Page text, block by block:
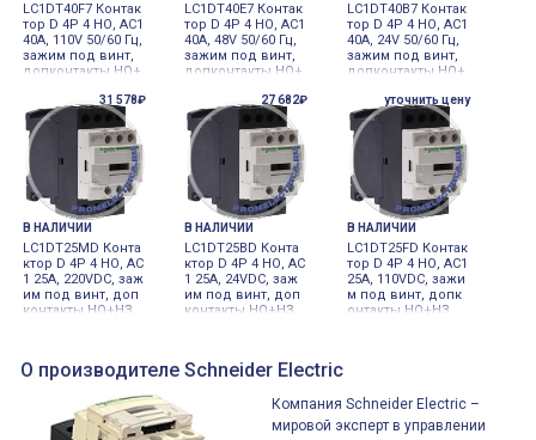
LC1DT40F7 Контак
тор D 4Р 4 НО, AC1
40A, 110V 50/60 Гц,
зажим под винт,
допконтакты НО+
LC1DT40E7 Контак
тор D 4Р 4 НО, AC1
40A, 48V 50/60 Гц,
зажим под винт,
допконтакты НО+
LC1DT40B7 Контак
тор D 4Р 4 НО, AC1
40A, 24V 50/60 Гц,
зажим под винт,
допконтакты НО+
31 578₽
В НАЛИЧИИ
LC1DT25MD Конта
ктор D 4Р 4 НО, AC
1 25A, 220VDC, заж
им под винт, доп
контакты НО+НЗ
27 682₽
В НАЛИЧИИ
LC1DT25BD Конта
ктор D 4Р 4 НО, AC
1 25A, 24VDC, заж
им под винт, доп
контакты НО+НЗ
уточнить цену
В НАЛИЧИИ
LC1DT25FD Контак
тор D 4Р 4 НО, AC1
25A, 110VDC, зажи
м под винт, допк
онтакты НО+НЗ
О производителе Schneider Electric
Компания Schneider Electric –
мировой эксперт в управлении